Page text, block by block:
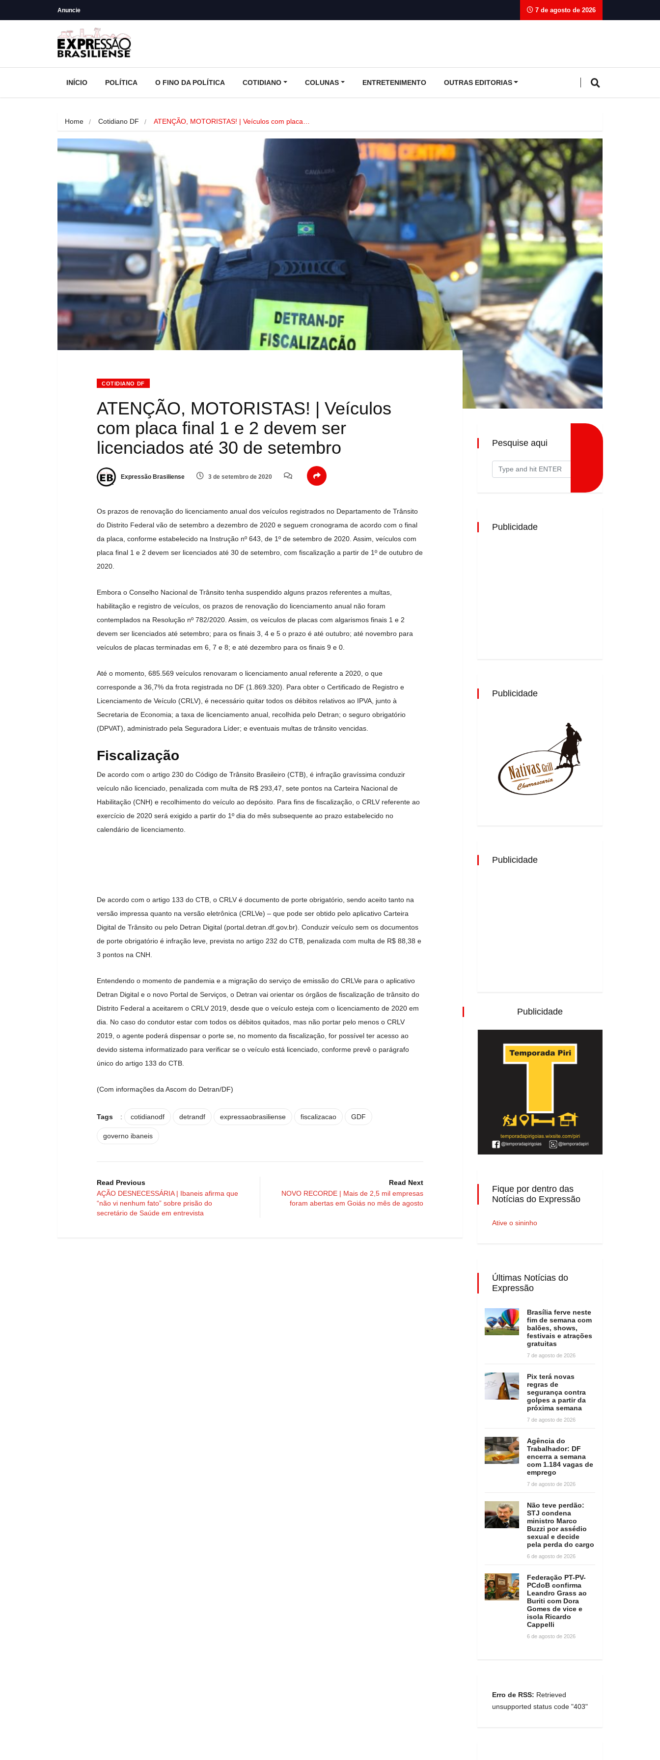
Anuncie 7 de agosto de 2026
INÍCIO POLÍTICA O FINO DA POLÍTICA COTIDIANO COLUNAS ENTRETENIMENTO OUTRAS EDITORIAS
Home Cotidiano DF ATENÇÃO, MOTORISTAS! | Veículos com placa…
COTIDIANO DF
ATENÇÃO, MOTORISTAS! | Veículos
com placa final 1 e 2 devem ser
licenciados até 30 de setembro
Expressão Brasiliense 3 de setembro de 2020
Os prazos de renovação do licenciamento anual dos veículos registrados no Departamento de Trânsito
do Distrito Federal vão de setembro a dezembro de 2020 e seguem cronograma de acordo com o final
da placa, conforme estabelecido na Instrução nº 643, de 1º de setembro de 2020. Assim, veículos com
placa final 1 e 2 devem ser licenciados até 30 de setembro, com fiscalização a partir de 1º de outubro de
2020.
Embora o Conselho Nacional de Trânsito tenha suspendido alguns prazos referentes a multas,
habilitação e registro de veículos, os prazos de renovação do licenciamento anual não foram
contemplados na Resolução nº 782/2020. Assim, os veículos de placas com algarismos finais 1 e 2
devem ser licenciados até setembro; para os finais 3, 4 e 5 o prazo é até outubro; até novembro para
veículos de placas terminadas em 6, 7 e 8; e até dezembro para os finais 9 e 0.
Até o momento, 685.569 veículos renovaram o licenciamento anual referente a 2020, o que
corresponde a 36,7% da frota registrada no DF (1.869.320). Para obter o Certificado de Registro e
Licenciamento de Veículo (CRLV), é necessário quitar todos os débitos relativos ao IPVA, junto à
Secretaria de Economia; a taxa de licenciamento anual, recolhida pelo Detran; o seguro obrigatório
(DPVAT), administrado pela Seguradora Líder; e eventuais multas de trânsito vencidas.
Fiscalização
De acordo com o artigo 230 do Código de Trânsito Brasileiro (CTB), é infração gravíssima conduzir
veículo não licenciado, penalizada com multa de R$ 293,47, sete pontos na Carteira Nacional de
Habilitação (CNH) e recolhimento do veículo ao depósito. Para fins de fiscalização, o CRLV referente ao
exercício de 2020 será exigido a partir do 1º dia do mês subsequente ao prazo estabelecido no
calendário de licenciamento.
De acordo com o artigo 133 do CTB, o CRLV é documento de porte obrigatório, sendo aceito tanto na
versão impressa quanto na versão eletrônica (CRLVe) – que pode ser obtido pelo aplicativo Carteira
Digital de Trânsito ou pelo Detran Digital (portal.detran.df.gov.br). Conduzir veículo sem os documentos
de porte obrigatório é infração leve, prevista no artigo 232 do CTB, penalizada com multa de R$ 88,38 e
3 pontos na CNH.
Entendendo o momento de pandemia e a migração do serviço de emissão do CRLVe para o aplicativo
Detran Digital e o novo Portal de Serviços, o Detran vai orientar os órgãos de fiscalização de trânsito do
Distrito Federal a aceitarem o CRLV 2019, desde que o veículo esteja com o licenciamento de 2020 em
dia. No caso do condutor estar com todos os débitos quitados, mas não portar pelo menos o CRLV
2019, o agente poderá dispensar o porte se, no momento da fiscalização, for possível ter acesso ao
devido sistema informatizado para verificar se o veículo está licenciado, conforme prevê o parágrafo
único do artigo 133 do CTB.
(Com informações da Ascom do Detran/DF)
Tags : cotidianodf detrandf expressaobrasiliense fiscalizacao GDF
governo ibaneis
Read Previous
AÇÃO DESNECESSÁRIA | Ibaneis afirma que
“não vi nenhum fato” sobre prisão do
secretário de Saúde em entrevista
Read Next
NOVO RECORDE | Mais de 2,5 mil empresas
foram abertas em Goiás no mês de agosto
Pesquise aqui
Publicidade
Publicidade
Publicidade
Publicidade
Fique por dentro das
Notícias do Expressão
Ative o sininho
Últimas Notícias do
Expressão
Brasília ferve neste
fim de semana com
balões, shows,
festivais e atrações
gratuitas
7 de agosto de 2026
Pix terá novas
regras de
segurança contra
golpes a partir da
próxima semana
7 de agosto de 2026
Agência do
Trabalhador: DF
encerra a semana
com 1.184 vagas de
emprego
7 de agosto de 2026
Não teve perdão:
STJ condena
ministro Marco
Buzzi por assédio
sexual e decide
pela perda do cargo
6 de agosto de 2026
Federação PT-PV-
PCdoB confirma
Leandro Grass ao
Buriti com Dora
Gomes de vice e
isola Ricardo
Cappelli
6 de agosto de 2026
Erro de RSS: Retrieved
unsupported status code "403"